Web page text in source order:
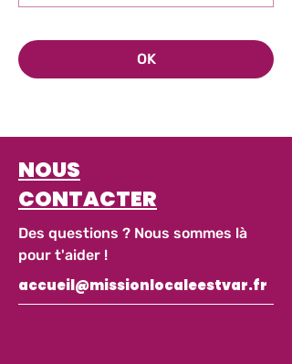
OK
NOUS
CONTACTER
Des questions ? Nous sommes là
pour t'aider !
accueil@missionlocaleestvar.fr